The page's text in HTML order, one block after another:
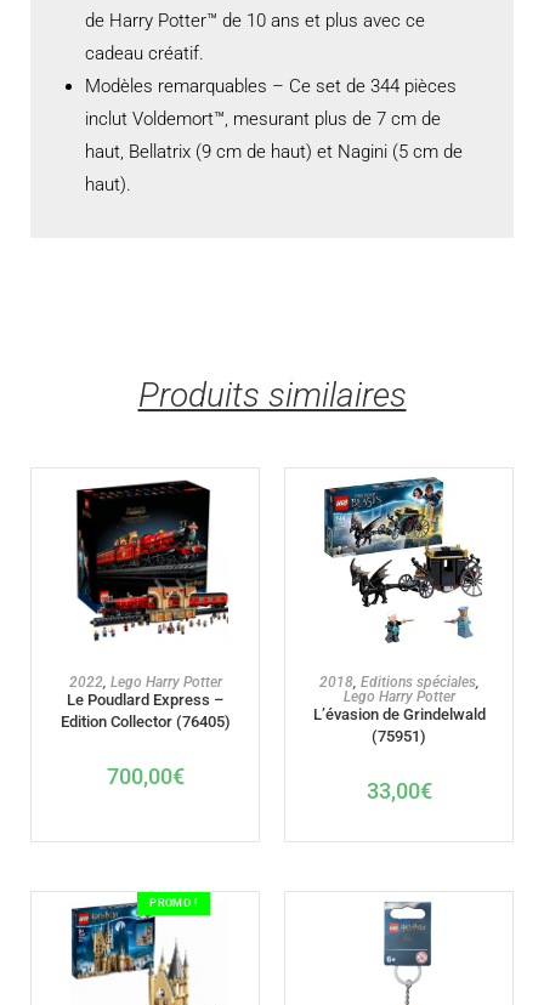
de Harry Potter™ de 10 ans et plus avec ce
cadeau créatif.
Modèles remarquables – Ce set de 344 pièces
inclut Voldemort™, mesurant plus de 7 cm de
haut, Bellatrix (9 cm de haut) et Nagini (5 cm de
haut).
Produits similaires
AJOUTER AU PANIER
2022, Lego Harry Potter
Le Poudlard Express –
Edition Collector (76405)
700,00€
AJOUTER AU PANIER
2018, Editions spéciales,
Lego Harry Potter
L’évasion de Grindelwald
(75951)
33,00€
PROMO !